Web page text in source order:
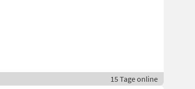
15 Tage online